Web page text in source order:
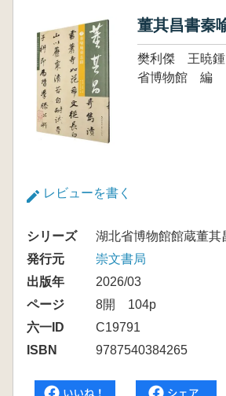
董其昌書秦
樊利傑 王
省博物館 編
レビューを書く
シリーズ
湖北省博物館館蔵董其
発行元
崇文書局
出版年
2026/03
ページ
8開 104p
六一ID
C19791
ISBN
9787540384265